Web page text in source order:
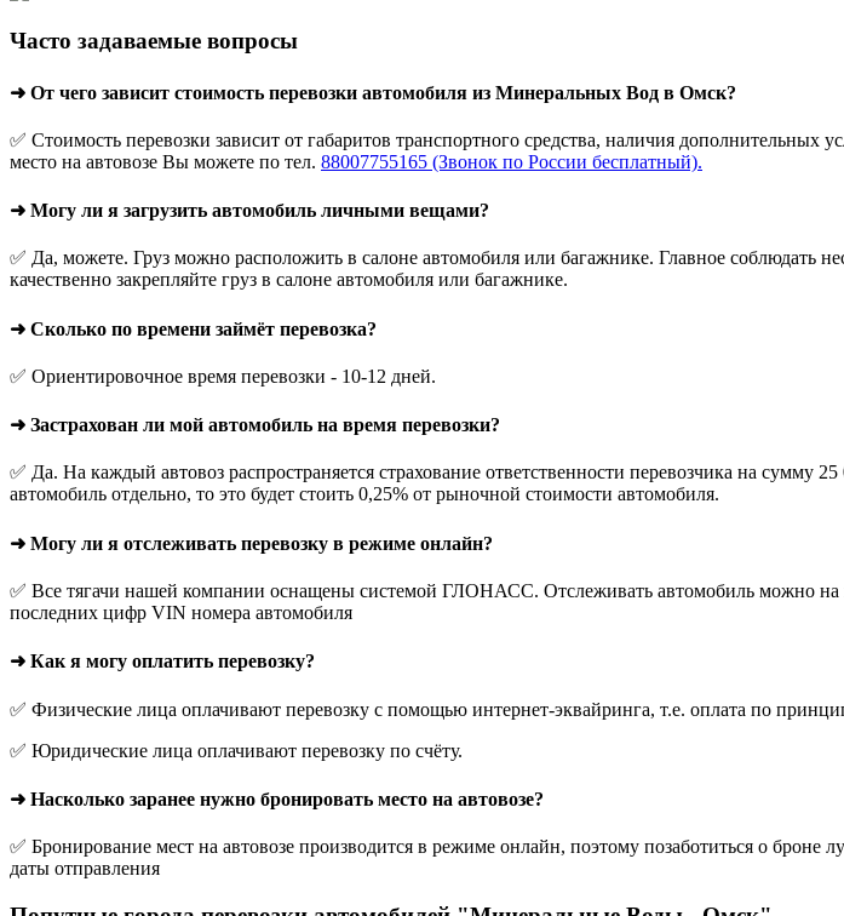
Часто задаваемые вопросы
➜ От чего зависит стоимость перевозки автомобиля из Минеральных Вод в Омск?
✅ Стоимость перевозки зависит от габаритов транспортного средства, наличия
место на автовозе Вы можете по тел. 88007755165 (Звонок по России бесплатный).
➜ Могу ли я загрузить автомобиль личными вещами?
✅ Да, можете. Груз можно расположить в салоне автомобиля или багажнике. Главное соблюдать
качественно закрепляйте груз в салоне автомобиля или багажнике.
➜ Сколько по времени займёт перевозка?
✅ Ориентировочное время перевозки - 10-12 дней.
➜ Застрахован ли мой автомобиль на время перевозки?
✅ Да. На каждый автовоз распространяется страхование ответственности перевозчика на сумму
автомобиль отдельно, то это будет стоить 0,25% от рыночной стоимости автомобиля.
➜ Могу ли я отслеживать перевозку в режиме онлайн?
✅ Все тягачи нашей компании оснащены системой ГЛОНАСС. Отслеживать автомобиль можно на
последних цифр VIN номера автомобиля
➜ Как я могу оплатить перевозку?
✅ Физические лица оплачивают перевозку с помощью интернет-эквайринга, т.е. оплата по
✅ Юридические лица оплачивают перевозку по счёту.
➜ Насколько заранее нужно бронировать место на автовозе?
✅ Бронирование мест на автовозе производится в режиме онлайн, поэтому позаботиться о
даты отправления